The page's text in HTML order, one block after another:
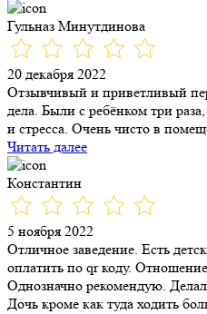
Гульназ Минутдинова
20 декабря 2022
Отзывчивый и приветливый
дела. Были с ребёнком три
и стресса. Очень чисто в
Читать далее
Константин
5 ноября 2022
Отличное заведение. Есть
оплатить по qr коду.
Однозначно рекомендую.
Дочь кроме как туда ходить